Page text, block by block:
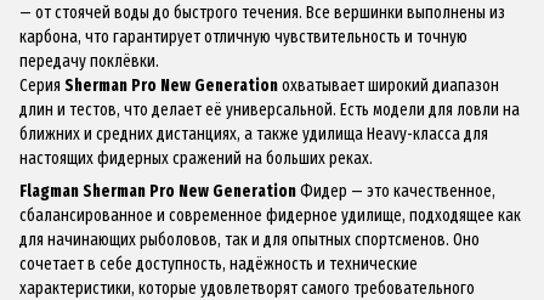
— от стоячей воды до быстрого течения. Все вершинки выполнены из
карбона, что гарантирует отличную чувствительность и точную
передачу поклёвки.
Серия Sherman Pro New Generationохватывает широкий диапазон
длин и тестов, что делает её универсальной. Есть модели для ловли на
ближних и средних дистанциях, а также удилища Heavy-класса для
настоящих фидерных сражений на больших реках.
Flagman Sherman Pro New GenerationФидер — это качественное,
сбалансированное и современное фидерное удилище, подходящее как
для начинающих рыболовов, так и для опытных спортсменов. Оно
сочетает в себе доступность, надёжность и технические
характеристики, которые удовлетворят самого требовательного